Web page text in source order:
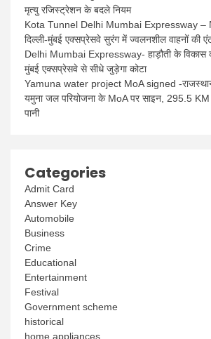
मृत्यु रजिस्ट्रेशन के बदले नियम
Kota Tunnel Delhi Mumbai Expressway –
दिल्ली-मुंबई एक्सप्रेसवे सुरंग में ज्वलनशील वाहनों की
Delhi Mumbai Expressway- हाड़ौती के विकास
मुंबई एक्सप्रेसवे से सीधे जुड़ेगा कोटा
Yamuna water project MoA signed -राजस्थान
यमुना जल परियोजना के MoA पर साइन, 295.5 KM
पानी
Categories
Admit Card
Answer Key
Automobile
Business
Crime
Educational
Entertainment
Festival
Government scheme
historical
home appliances